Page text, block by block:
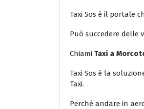
Taxi Sos è il portale
Può succedere delle
Chiami Taxi a
Taxi Sos è la
Taxi.
Perché andare in